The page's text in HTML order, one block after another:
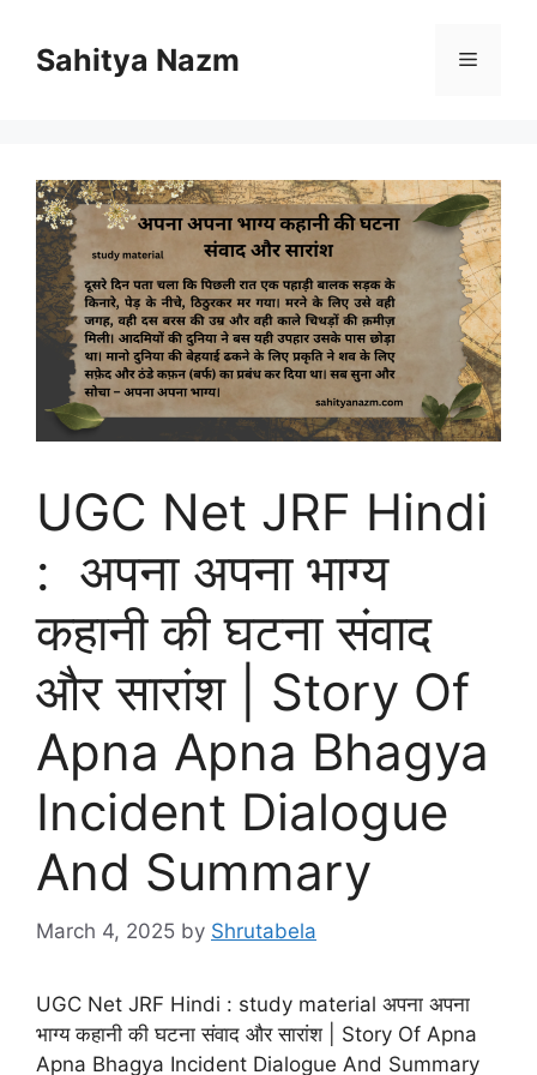
Sahitya Nazm
UGC Net JRF Hindi
: अपना अपना भाग्य
कहानी की घटना संवाद
और सारांश | Story Of
Apna Apna Bhagya
Incident Dialogue
And Summary
March 4, 2025 by Shrutabela
UGC Net JRF Hindi : study material अपना अपना
भाग्य कहानी की घटना संवाद और सारांश | Story Of Apna
Apna Bhagya Incident Dialogue And Summary